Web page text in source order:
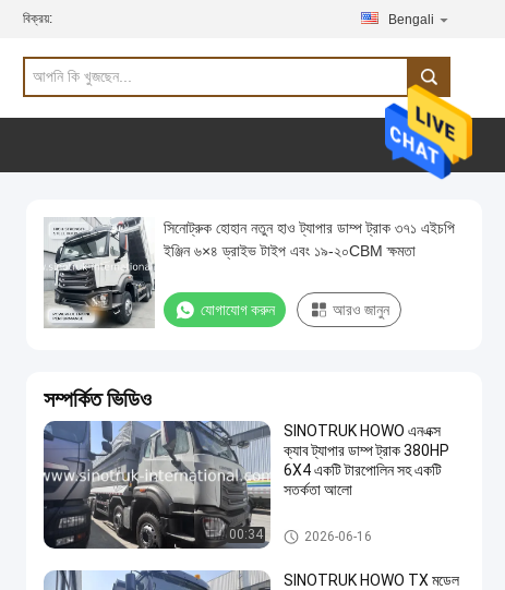
বিক্রয়: Bengali
সিনোট্রুক হোহান নতুন হাও ট্যাপার ডাম্প ট্রাক ৩৭১ এইচপি
ইঞ্জিন ৬×৪ ড্রাইভ টাইপ এবং ১৯-২০CBM ক্ষমতা
যোগাযোগ করুন আরও জানুন
সম্পর্কিত ভিডিও
00:34
SINOTRUK HOWO এনএক্স
ক্যাব ট্যাপার ডাম্প ট্রাক 380HP
6X4 একটি টারপোলিন সহ একটি
সতর্কতা আলো
টিপ্পার ডাম্প ট্রাক
2026-06-16
SINOTRUK HOWO TX মডেল